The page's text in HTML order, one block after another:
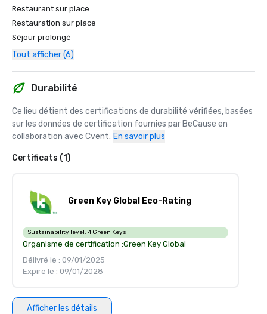
Restaurant sur place
Restauration sur place
Séjour prolongé
Tout afficher (6)
Durabilité
Ce lieu détient des certifications de durabilité vérifiées, basées
sur les données de certification fournies par BeCause en
collaboration avec Cvent. En savoir plus
Certificats (1)
Green Key Global Eco-Rating
Sustainability level: 4 Green Keys
Organisme de certification :Green Key Global
Délivré le : 09/01/2025
Expire le : 09/01/2028
Afficher les détails